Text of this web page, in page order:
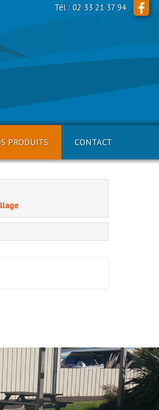
Tél : 02 33 21 37 94
PRODUITS CONTACT